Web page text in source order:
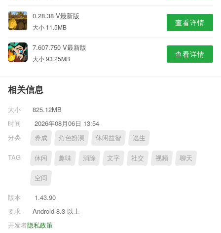
0.28.38 V最新版
大小 11.5MB 查看详情
7.607.750 V最新版
大小 93.25MB 查看详情
相关信息
大小
825.12MB
时间
2026年08月06日 13:54
分类
养成 角色扮演 休闲益智 逃生
TAG 休闲 趣味 消除 文字 社交 视频 聊天
空间
版本
1.43.90
要求
Android 8.3 以上
隐私政策
开发者